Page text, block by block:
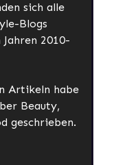
sich alle
Blogs
2010-
Artikeln habe
Beauty,
geschrieben.